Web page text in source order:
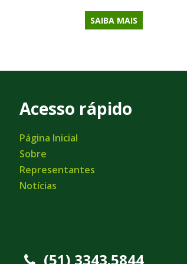
SAIBA MAIS
Acesso rápido
Página Inicial
Sobre
Representantes
Notícias
(51) 3343.5844